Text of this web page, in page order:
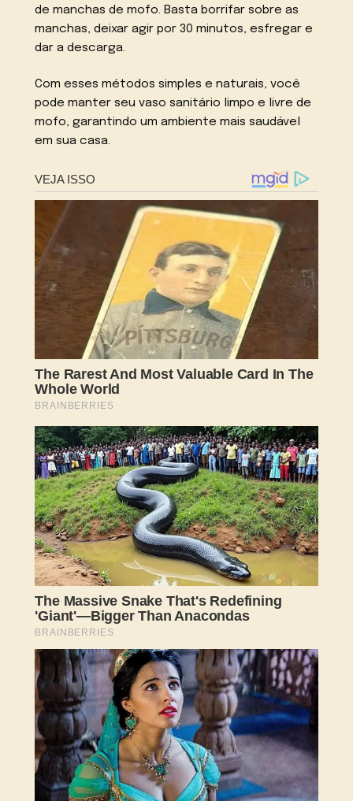
de manchas de mofo. Basta borrifar sobre as
manchas, deixar agir por 30 minutos, esfregar e
dar a descarga.
Com esses métodos simples e naturais, você
pode manter seu vaso sanitário limpo e livre de
mofo, garantindo um ambiente mais saudável
em sua casa.